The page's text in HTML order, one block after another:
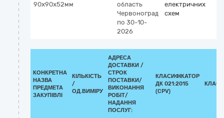
90х90х52мм
область
Червоноград
по 30-10-
2026
електричних
схем
КОНКРЕТНА
НАЗВА
ПРЕДМЕТА
ЗАКУПІВЛІ
КІЛЬКІСТЬ
/
ОД.ВИМІРУ
АДРЕСА
ДОСТАВКИ /
СТРОК
ПОСТАВКИ/
ВИКОНАННЯ
РОБІТ/
НАДАННЯ
ПОСЛУГ:
КЛАСИФІКАТОР
ДК 021:2015
(CPV)